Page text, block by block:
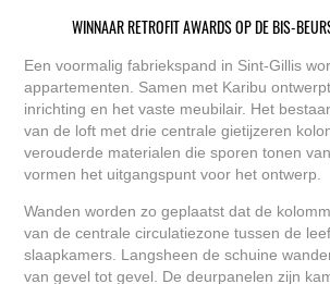
WINNAAR RETROFIT AWARDS OP DE BIS-
Een voormalig fabriekspand in Sint-Gillis
appartementen. Samen met Karibu
inrichting en het vaste meubilair. Het
van de loft met drie centrale gietijzeren
verouderde materialen die sporen tonen
vormen het uitgangspunt voor het ontwerp.
Wanden worden zo geplaatst dat de
van de centrale circulatiezone tussen de
slaapkamers. Langsheen de schuine
van gevel tot gevel. De deurpanelen zijn